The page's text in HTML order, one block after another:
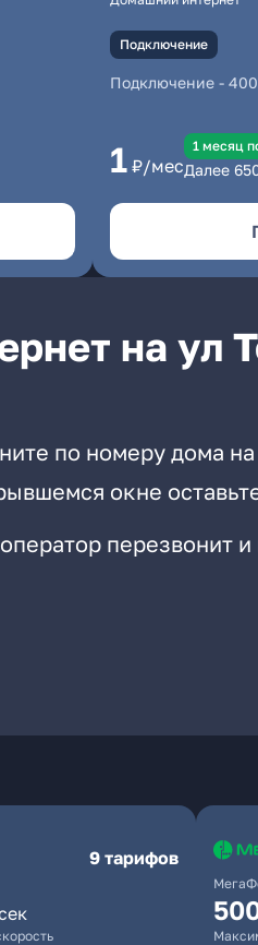
Подключение
Подключение -
1 ₽/мес
1 месяц
Далее
на ул
по номеру дома на
окне
перезвонит
9 тарифов